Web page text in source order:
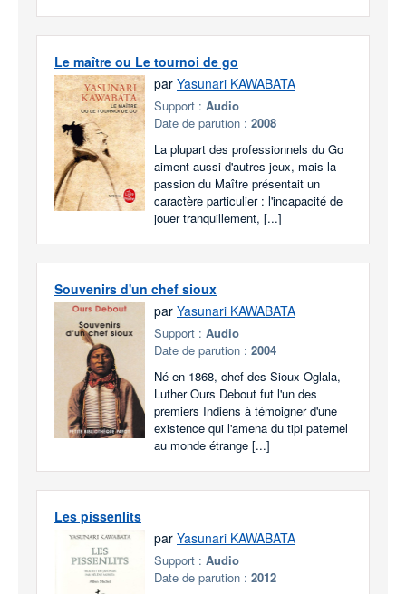
Le maître ou Le tournoi de go
par Yasunari KAWABATA
Support : Audio
Date de parution : 2008
La plupart des professionnels du Go
aiment aussi d'autres jeux, mais la
passion du Maître présentait un
caractère particulier : l'incapacité de
jouer tranquillement, [...]
Souvenirs d'un chef sioux
par Yasunari KAWABATA
Support : Audio
Date de parution : 2004
Né en 1868, chef des Sioux Oglala,
Luther Ours Debout fut l'un des
premiers Indiens à témoigner d'une
existence qui l'amena du tipi paternel
au monde étrange [...]
Les pissenlits
par Yasunari KAWABATA
Support : Audio
Date de parution : 2012